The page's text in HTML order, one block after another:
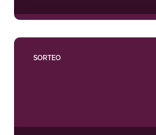
SORTEO